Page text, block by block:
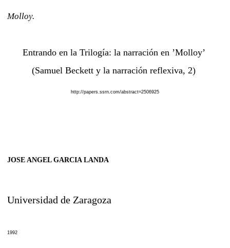
Molloy.
Entrando en la Trilogía: la narración en ’Molloy’
(Samuel Beckett y la narración reflexiva, 2)
http://papers.ssrn.com/abstract=2506925
JOSE ANGEL GARCIA LANDA
Universidad de Zaragoza
1992